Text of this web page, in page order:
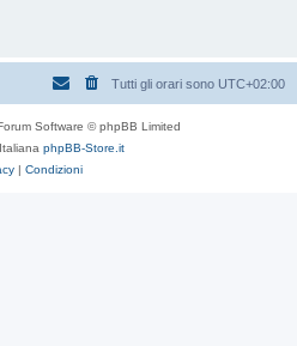
Tutti gli orari sono UTC+02:00
Software © phpBB Limited
phpBB-Store.it
| Condizioni